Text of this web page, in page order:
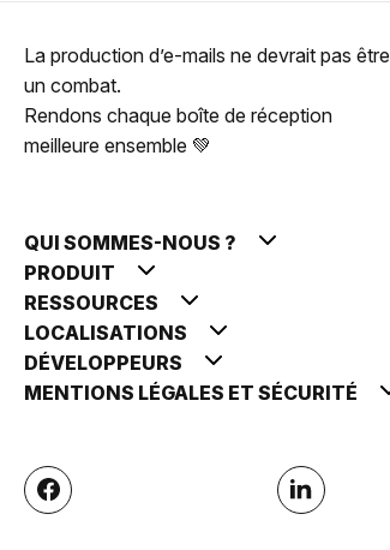
La production d’e-mails ne devrait pas être
un combat.
Rendons chaque boîte de réception
meilleure ensemble 💚
QUI SOMMES-NOUS ?
PRODUIT
RESSOURCES
LOCALISATIONS
DÉVELOPPEURS
MENTIONS LÉGALES ET SÉCURITÉ